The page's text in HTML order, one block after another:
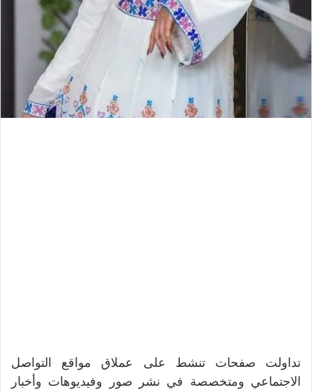
تداولت صفحات تنشط على عملاق مواقع التواصل
الاجتماعي ومتخصصة في نشر صور وفيديوهات وأخبار